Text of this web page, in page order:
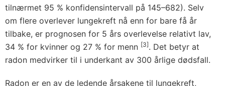
tilnærmet 95 % konfidensintervall på 145–682). Selv
om flere overlever lungekreft nå enn for bare få år
tilbake, er prognosen for 5 års overlevelse relativt lav,
34 % for kvinner og 27 % for menn [3]. Det betyr at
radon medvirker til i underkant av 300 årlige dødsfall.
Radon er en av de ledende årsakene til lungekreft,